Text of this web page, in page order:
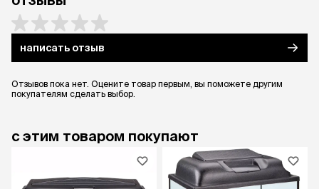
написать отзыв
Отзывов пока нет. Оцените товар первым, вы поможете другим
покупателям сделать выбор.
с этим товаром покупают